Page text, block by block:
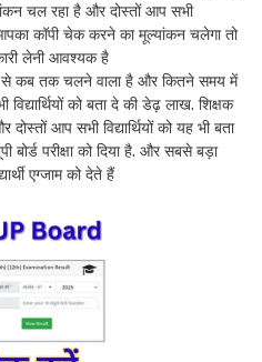
चल रहा है और दोस्तों आप सभी
कॉपी चेक करने का मूल्यांकन चलेगा तो
लेनी आवश्यक है
से कब तक चलने वाला है और कितने समय में
को बता दे की डेढ़ लाख. शिक्षक
आप सभी विद्यार्थियों को यह भी बता
बोर्ड परीक्षा को दिया है. और सबसे बड़ा
एग्जाम को देते हैं